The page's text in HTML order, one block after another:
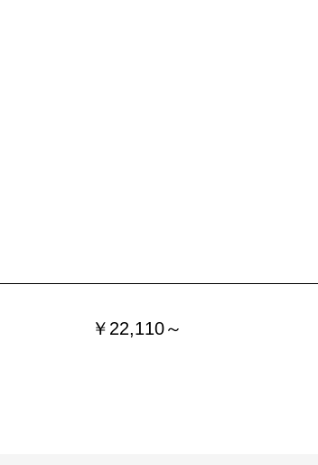
￥22,110～